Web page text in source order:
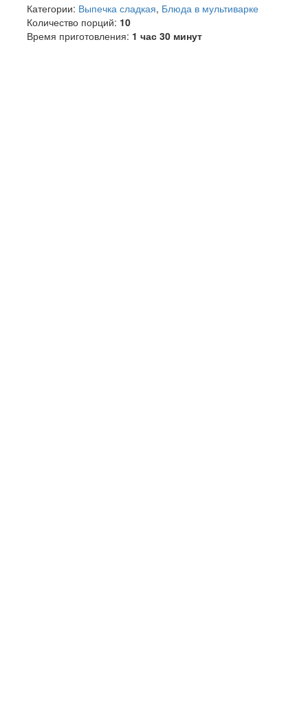
Категории: Выпечка сладкая, Блюда в мультиварке
Количество порций: 10
Время приготовления: 1 час 30 минут